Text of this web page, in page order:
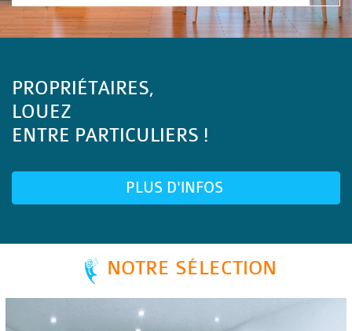
PROPRIÉTAIRES,
LOUEZ
ENTRE PARTICULIERS !
PLUS D'INFOS
NOTRE SÉLECTION